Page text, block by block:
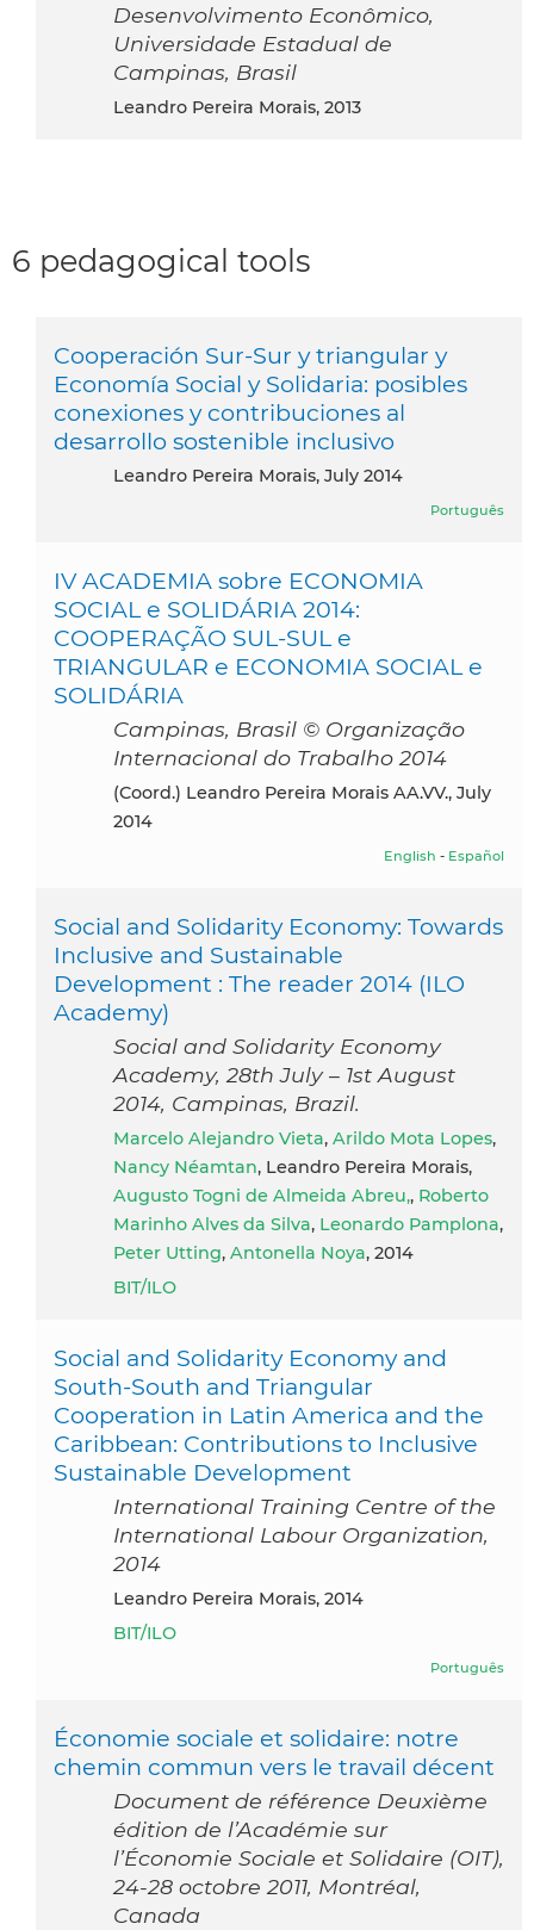
Desenvolvimento Econômico,
Universidade Estadual de
Campinas, Brasil
Leandro Pereira Morais, 2013
6 pedagogical tools
Cooperación Sur-Sur y triangular y
Economía Social y Solidaria: posibles
conexiones y contribuciones al
desarrollo sostenible inclusivo
Leandro Pereira Morais, July 2014
Português
IV ACADEMIA sobre ECONOMIA
SOCIAL e SOLIDÁRIA 2014:
COOPERAÇÃO SUL-SUL e
TRIANGULAR e ECONOMIA SOCIAL e
SOLIDÁRIA
Campinas, Brasil © Organização
Internacional do Trabalho 2014
(coord.) Leandro Pereira Morais AA.VV., July
2014
English - Español
Social and Solidarity Economy: Towards
Inclusive and Sustainable
Development : The reader 2014 (ILO
Academy)
Social and Solidarity Economy
Academy, 28th July – 1st August
2014, Campinas, Brazil.
Marcelo Alejandro Vieta, Arildo Mota Lopes,
Nancy Néamtan, Leandro Pereira Morais,
Augusto Togni de Almeida Abreu,, Roberto
Marinho Alves da Silva, Leonardo Pamplona,
Peter Utting, Antonella Noya, 2014
BIT/ILO
Social and Solidarity Economy and
South-South and Triangular
Cooperation in Latin America and the
Caribbean: Contributions to Inclusive
Sustainable Development
International Training Centre of the
International Labour Organization,
2014
Leandro Pereira Morais, 2014
BIT/ILO
Português
Économie sociale et solidaire: notre
chemin commun vers le travail décent
Document de référence Deuxième
édition de l’Académie sur
l’Économie Sociale et Solidaire (OIT),
24-28 octobre 2011, Montréal,
Canada